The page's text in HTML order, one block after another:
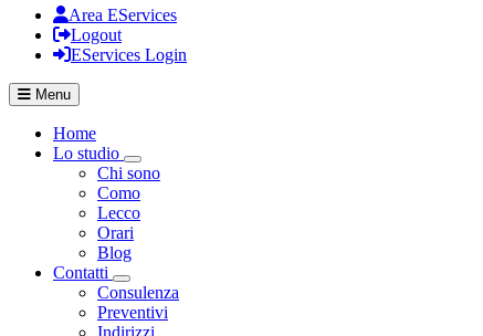
Area EServices
Logout
EServices Login
Menu
Home
Lo studio
Visualizza menù di secondo livello
Chi sono
Como
Lecco
Orari
Blog
Contatti
Visualizza menù di secondo livello
Consulenza
Preventivi
Indirizzi